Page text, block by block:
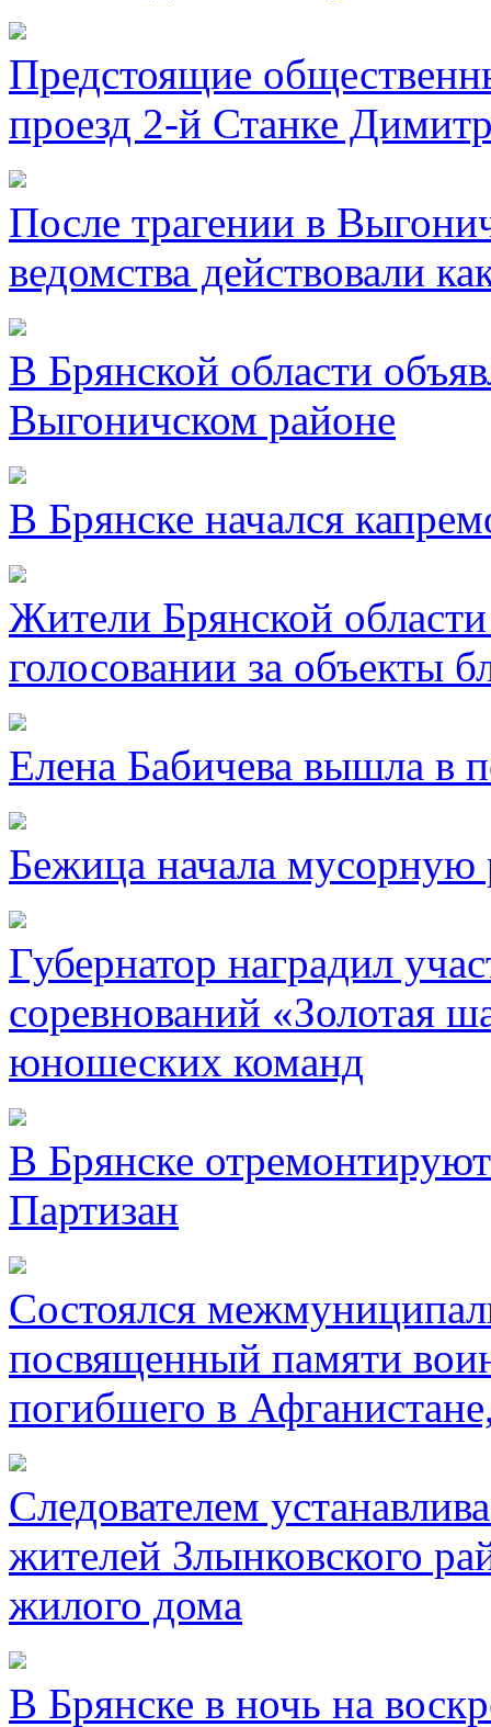
Предстоящие
проезд 2-й Станке
После трагении в
ведомства действовали
В Брянской области
Выгоничском районе
В Брянске начался
Жители Брянской
голосовании за объекты
Елена Бабичева вышла в
Бежица начала мусорную
Губернатор наградил
соревнований «Золотая
юношеских команд
В Брянске
Партизан
Состоялся
посвященный памяти
погибшего в
Следователем
жителей Злынковского
жилого дома
В Брянске в ночь на